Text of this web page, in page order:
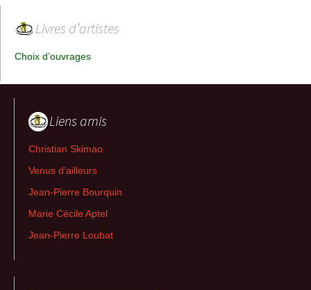
Livres d’artistes
Choix d’ouvrages
Liens amis
Christian Skimao
Venus d’ailleurs
Jean-Pierre Bourquin
Marie Cécile Aptel
Jean-Pierre Loubat